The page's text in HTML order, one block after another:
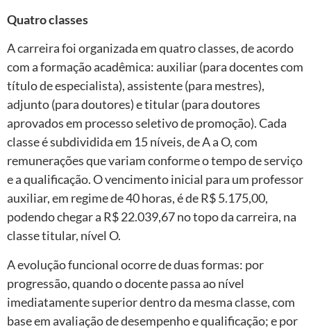
Quatro classes
A carreira foi organizada em quatro classes, de acordo
com a formação acadêmica: auxiliar (para docentes com
título de especialista), assistente (para mestres),
adjunto (para doutores) e titular (para doutores
aprovados em processo seletivo de promoção). Cada
classe é subdividida em 15 níveis, de A a O, com
remunerações que variam conforme o tempo de serviço
e a qualificação. O vencimento inicial para um professor
auxiliar, em regime de 40 horas, é de R$ 5.175,00,
podendo chegar a R$ 22.039,67 no topo da carreira, na
classe titular, nível O.
A evolução funcional ocorre de duas formas: por
progressão, quando o docente passa ao nível
imediatamente superior dentro da mesma classe, com
base em avaliação de desempenho e qualificação; e por